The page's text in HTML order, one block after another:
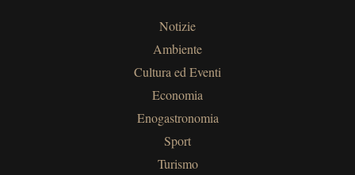
Notizie
Ambiente
Cultura ed Eventi
Economia
Enogastronomia
Sport
Turismo